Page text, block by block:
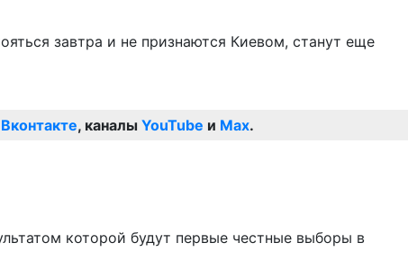
завтра и не признаются Киевом, станут еще
Вконтакте, каналы YouTube и Max.
которой будут первые честные выборы в